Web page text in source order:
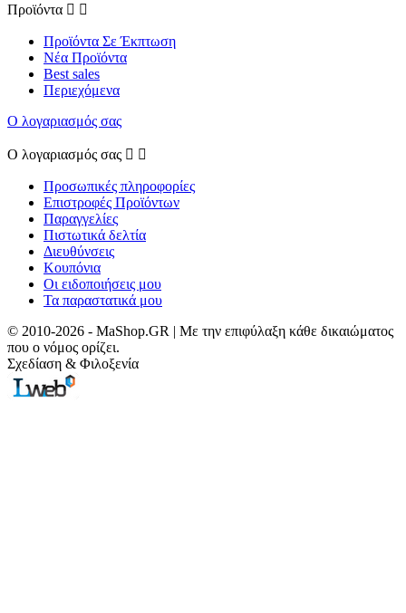
Προϊόντα  
Προϊόντα Σε Έκπτωση
Νέα Προϊόντα
Best sales
Περιεχόμενα
Ο λογαριασμός σας
Ο λογαριασμός σας  
Προσωπικές πληροφορίες
Επιστροφές Προϊόντων
Παραγγελίες
Πιστωτικά δελτία
Διευθύνσεις
Κουπόνια
Οι ειδοποιήσεις μου
Τα παραστατικά μου
© 2010-2026 - MaShop.GR | Με την επιφύλαξη κάθε δικαιώματος
που ο νόμος ορίζει.
Σχεδίαση & Φιλοξενία